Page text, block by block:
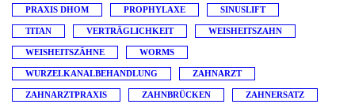
PRAXIS DHOM PROPHYLAXE SINUSLIFT
TITAN VERTRÄGLICHKEIT WEISHEITSZAHN
WEISHEITSZÄHNE WORMS
WURZELKANALBEHANDLUNG ZAHNARZT
ZAHNARZTPRAXIS ZAHNBRÜCKEN ZAHNERSATZ